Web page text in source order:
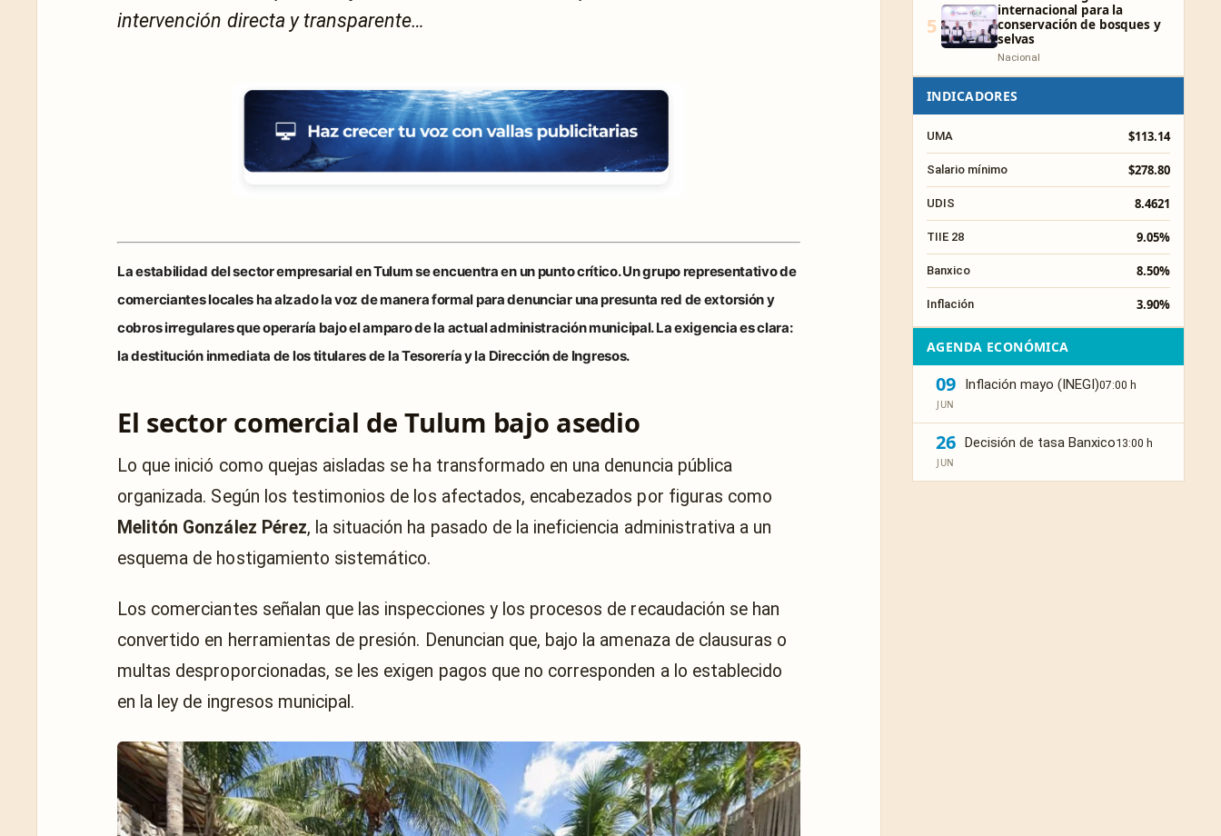
intervención directa y transparente…
La estabilidad del sector empresarial enTulumse encuentra en un punto crítico. Un grupo representativo de
comerciantes locales ha alzado la voz de manera formal para denunciar unapresunta red de extorsión y
cobros irregularesque operaría bajo el amparo de la actual administración municipal. La exigencia es clara:
la destitución inmediata de los titulares de la Tesorería y la Dirección de Ingresos.
El sector comercial de Tulum bajo asedio
Lo que inició como quejas aisladas se ha transformado en una denuncia pública
organizada. Según los testimonios de los afectados, encabezados por figuras como
Melitón González Pérez, la situación ha pasado de la ineficiencia administrativa a un
esquema de hostigamiento sistemático.
Los comerciantes señalan que las inspecciones y los procesos de recaudación se han
convertido en herramientas de presión. Denuncian que, bajo la amenaza de clausuras o
multas desproporcionadas, se les exigen pagos que no corresponden a lo establecido
en la ley de ingresos municipal.
5
internacional para la
conservación de bosques y
selvas
Nacional
INDICADORES
UMA $113.14
Salario mínimo $278.80
UDIS 8.4621
TIIE 28 9.05%
Banxico 8.50%
Inflación 3.90%
AGENDA ECONÓMICA
09
JUN
Inflación mayo (INEGI)07:00 h
26
JUN
Decisión de tasa Banxico13:00 h